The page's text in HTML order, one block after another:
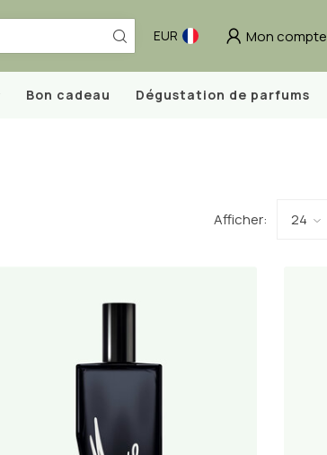
EUR Mon compte
Bon cadeau Dégustation de parfums
Afficher: